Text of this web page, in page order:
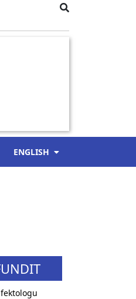
ENGLISH